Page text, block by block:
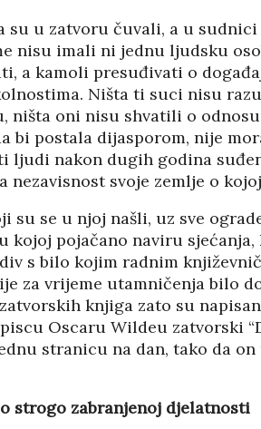
su u zatvoru čuvali, a u
nisu imali ni jednu ljudsku
a kamoli presuđivati o
Ništa ti suci nisu
ništa oni nisu shvatili o
bi postala dijasporom, nije
ljudi nakon dugih godina
nezavisnost svoje zemlje o
su se u njoj našli, uz sve
kojoj pojačano naviru
s bilo kojim radnim
za vrijeme utamničenja bilo
knjiga zato su
Oscaru Wildeu zatvorski
stranicu na dan, tako da
strogo zabranjenoj djelatnosti